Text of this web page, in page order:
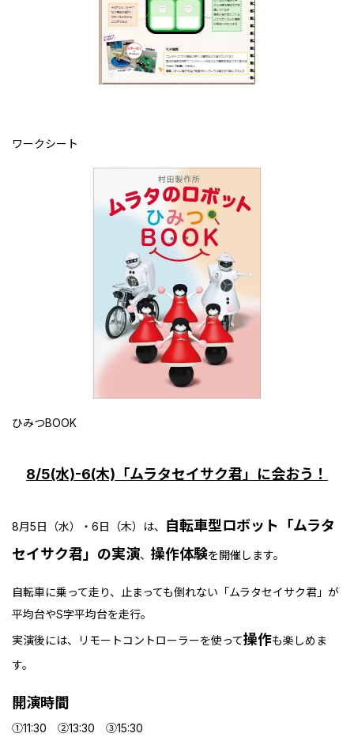
ワークシート
ひみつBOOK
8/5(水)-6(木)「ムラタセイサク君」に会おう！
8月5日（水）・6日（木）は、
自転車型ロボット「ムラタ
セイサク君」の実演、 操作体験を開催します。
自転車に乗って走り、止まっても倒れない「ムラタセイサク君」が
平均台やS字平均台を走行。
実演後には、リモートコントローラーを使って操作も楽しめま
す。
開演時間
①11:30 ②13:30 ③15:30